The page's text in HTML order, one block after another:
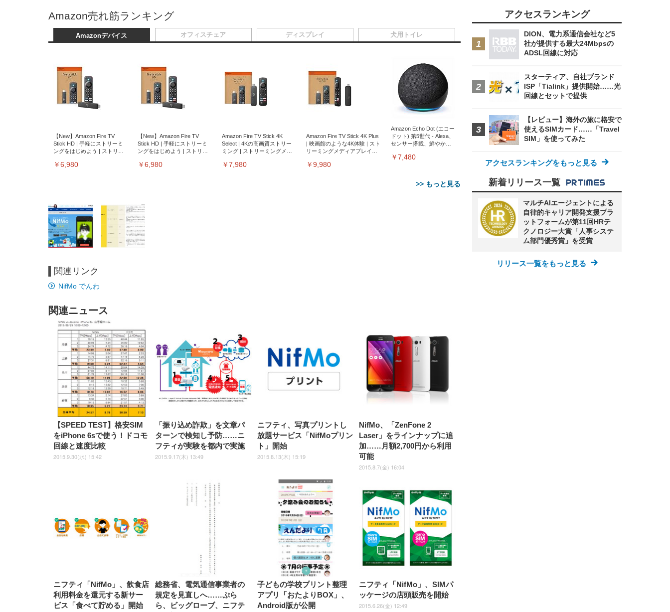
Amazon売れ筋ランキング
Amazonデバイス
【New】Amazon Fire TV
Stick HD | 手軽にストリーミ
ングをはじめよう | ストリー
￥6,980
【New】Amazon Fire TV
Stick HD | 手軽にストリーミ
ングをはじめよう | ストリー
￥6,980
Amazon Fire TV Stick 4K
Select | 4Kの高画質ストリー
ミング | ストリーミングメデ
￥7,980
Amazon Fire TV Stick 4K Plus
| 映画館のような4K体験 | スト
リーミングメディアプレイヤ
￥9,980
Amazon Echo Dot (エコー
ドット) 第5世代 - Alexa、
センサー搭載、鮮やかな
￥7,480
>> もっと見る
オフィスチェア
[EdoErgo] オフィスチェア 椅
子 テレワーク 疲れない 跳ね
ト 約105度ロッキング pc 事務
椅子 360度回転 座面昇降 強化
ナイロン樹脂ベース 通気性メ
ッシュ 在宅ワーク H-
WY01(黒網+黒枠+黒足)
￥5,699
ョン PCチェア 通気性メッシ
ュ ゲーミング/勉強/事務用 お
しゃれ パソコンチェア (ブラ
ック)
ン PCチェア 通気性メッシュ
ゲーミング/勉強/事務用 おし
ゃれ パソコンチェア (ホワイ
ト)
宅勤務 ブラック
ディスプレイ
EIZO ビジネス向けプレミア
ムモニター | FlexScan
ト
￥105,595
犬用トイレ
Amazonベーシック ペットシ
ーツ 薄型 レギュラー 1回使い
￥3,373
関連リンク
NifMo でんわ
関連ニュース
【SPEED TEST】格安SIM
をiPhone 6sで使う！ドコモ
回線と速度比較
2015.9.30(水) 15:42
「振り込め詐欺」を文章パ
ターンで検知し予防……ニ
フティが実験を都内で実施
2015.9.17(木) 13:49
ニフティ、写真プリントし
放題サービス「NifMoプリン
ト」開始
2015.8.13(木) 15:19
NifMo、「ZenFone 2
Laser」をラインナップに追
加……月額2,700円から利用
可能
2015.8.7(金) 16:04
ニフティ「NifMo」、飲食店
利用料金を還元する新サー
ビス「食べて貯める」開始
総務省、電気通信事業者の
規定を見直しへ……ぷら
ら、ビッグローブ、ニフテ
子どもの学校プリント整理
アプリ「おたよりBOX」、
Android版が公開
ニフティ「NifMo」、SIMパ
ッケージの店頭販売を開始
2015.6.26(金) 12:49
アクセスランキング
DION、電力系通信会社など5
社が提供する最大24Mbpsの
ADSL回線に対応
スターティア、自社ブランド
ISP「Tialink」提供開始……光
回線とセットで提供
【レビュー】海外の旅に格安で
使えるSIMカード……「Travel
SIM」を使ってみた
アクセスランキングをもっと見る
新着リリース一覧
マルチAIエージェントによる
自律的キャリア開発支援プラ
ットフォームが第11回HRテ
クノロジー大賞「人事システ
ム部門優秀賞」を受賞
リリース一覧をもっと見る